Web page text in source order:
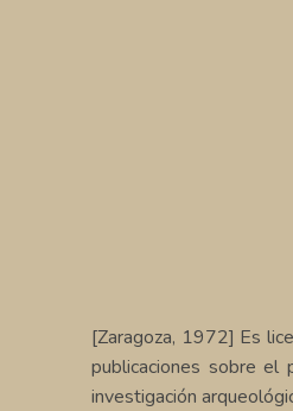
[Zaragoza, 1972] Es
publicaciones sobre el
investigación